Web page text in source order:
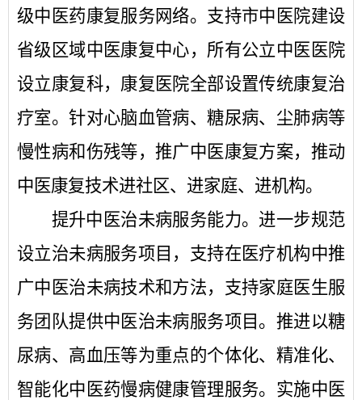
级中医药康复服务网络。支持市中医院建设
省级区域中医康复中心，所有公立中医医院
设立康复科，康复医院全部设置传统康复治
疗室。针对心脑血管病、糖尿病、尘肺病等
慢性病和伤残等，推广中医康复方案，推动
中医康复技术进社区、进家庭、进机构。
提升中医治未病服务能力。 进一步规范
设立治未病服务项目，支持在医疗机构中推
广中医治未病技术和方法，支持家庭医生服
务团队提供中医治未病服务项目。推进以糖
尿病、高血压等为重点的个体化、精准化、
智能化中医药慢病健康管理服务。实施中医